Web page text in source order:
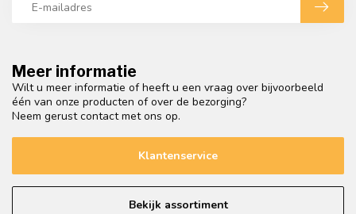
Meer informatie
Wilt u meer informatie of heeft u een vraag over bijvoorbeeld
één van onze producten of over de bezorging?
Neem gerust contact met ons op.
Klantenservice
Bekijk assortiment